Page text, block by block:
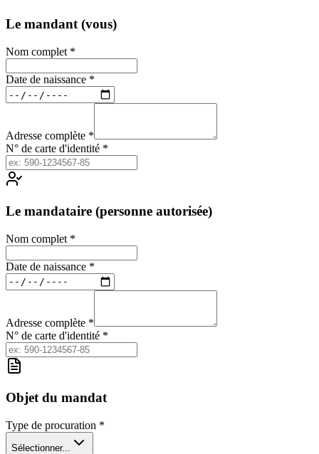
Le mandant (vous)
Nom complet *
Date de naissance *
Adresse complète *
N° de carte d'identité *
Le mandataire (personne autorisée)
Nom complet *
Date de naissance *
Adresse complète *
N° de carte d'identité *
Objet du mandat
Type de procuration *
Sélectionner...